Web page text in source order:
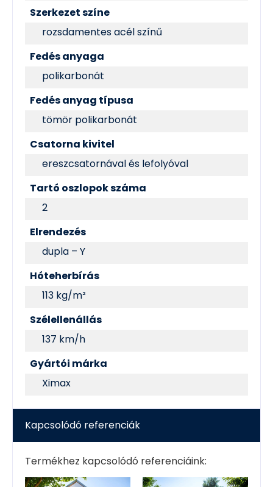
Szerkezet színe
rozsdamentes acél színű
Fedés anyaga
polikarbonát
Fedés anyag típusa
tömör polikarbonát
Csatorna kivitel
ereszcsatornával és lefolyóval
Tartó oszlopok száma
2
Elrendezés
dupla – Y
Hóteherbírás
113 kg/m²
Szélellenállás
137 km/h
Gyártói márka
Ximax
Kapcsolódó referenciák
Termékhez kapcsolódó referenciáink: